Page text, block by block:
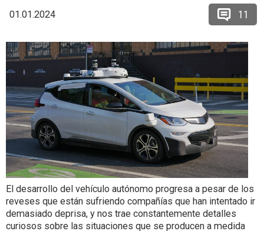
01.01.2024 11
El desarrollo del vehículo autónomo progresa a pesar de los
reveses que están sufriendo compañías que han intentado ir
demasiado deprisa, y nos trae constantemente detalles
curiosos sobre las situaciones que se producen a medida